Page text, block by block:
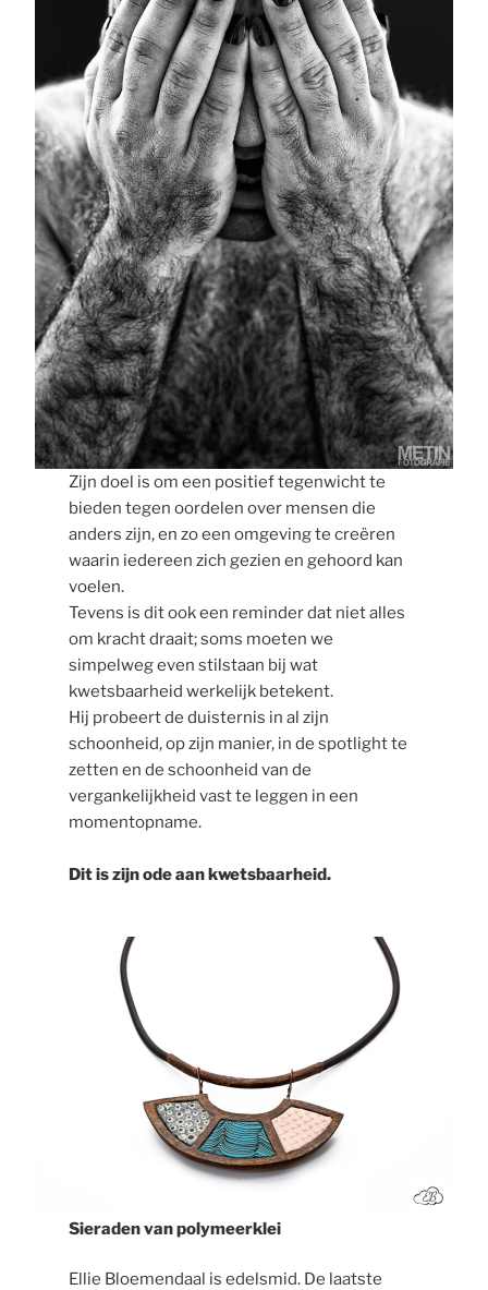
Zijn doel is om een positief tegenwicht te
bieden tegen oordelen over mensen die
anders zijn, en zo een omgeving te creëren
waarin iedereen zich gezien en gehoord kan
voelen.
Tevens is dit ook een reminder dat niet alles
om kracht draait; soms moeten we
simpelweg even stilstaan bij wat
kwetsbaarheid werkelijk betekent.
Hij probeert de duisternis in al zijn
schoonheid, op zijn manier, in de spotlight te
zetten en de schoonheid van de
vergankelijkheid vast te leggen in een
momentopname.
Dit is zijn ode aan kwetsbaarheid.
Sieraden van polymeerklei
Ellie Bloemendaal is edelsmid. De laatste